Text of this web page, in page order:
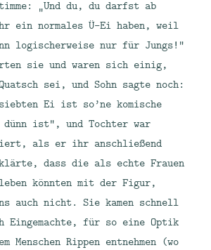
„Und du, du darfst ab
ein normales Ü-Ei haben, weil
logischerweise nur für Jungs!“
sie und waren sich einig,
sei, und Sohn sagte noch:
Ei ist so’ne komische
ist“, und Tochter war
als er ihr anschließend
dass die als echte Frauen
könnten mit der Figur,
auch nicht. Sie kamen schnell
Eingemachte, für so eine Optik
Menschen Rippen entnehmen (wo